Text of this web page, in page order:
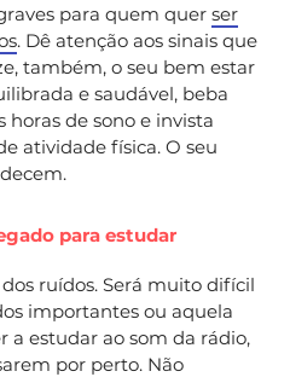
para quem quer ser
. Dê atenção aos sinais que
também, o seu bem estar
e saudável, beba
horas de sono e invista
atividade física. O seu
para estudar
ruídos. Será muito difícil
importantes ou aquela
a estudar ao som da rádio,
por perto. Não